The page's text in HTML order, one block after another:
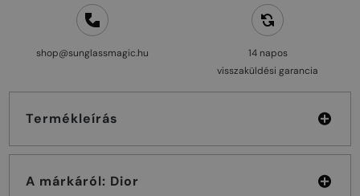
shop@sunglassmagic.hu
14 napos
visszaküldési garancia
Termékleírás
A márkáról: Dior